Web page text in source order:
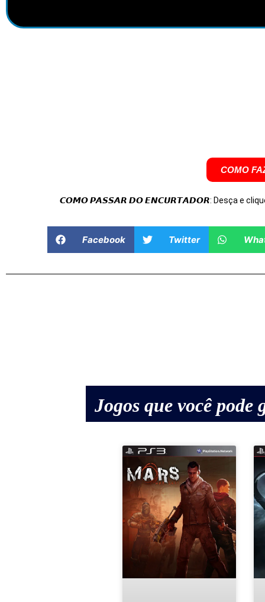
COMO
𝘾𝙊𝙈𝙊 𝙋𝘼𝙎𝙎𝘼𝙍 𝘿𝙊 𝙀𝙉𝘾𝙐𝙍𝙏𝘼𝘿𝙊𝙍: Desça e clique
Facebook Twitter
Jogos que você pode